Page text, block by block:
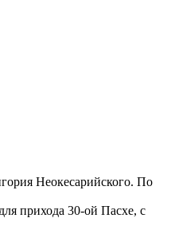
Неокесарийского. По
прихода 30-ой Пасхе, с